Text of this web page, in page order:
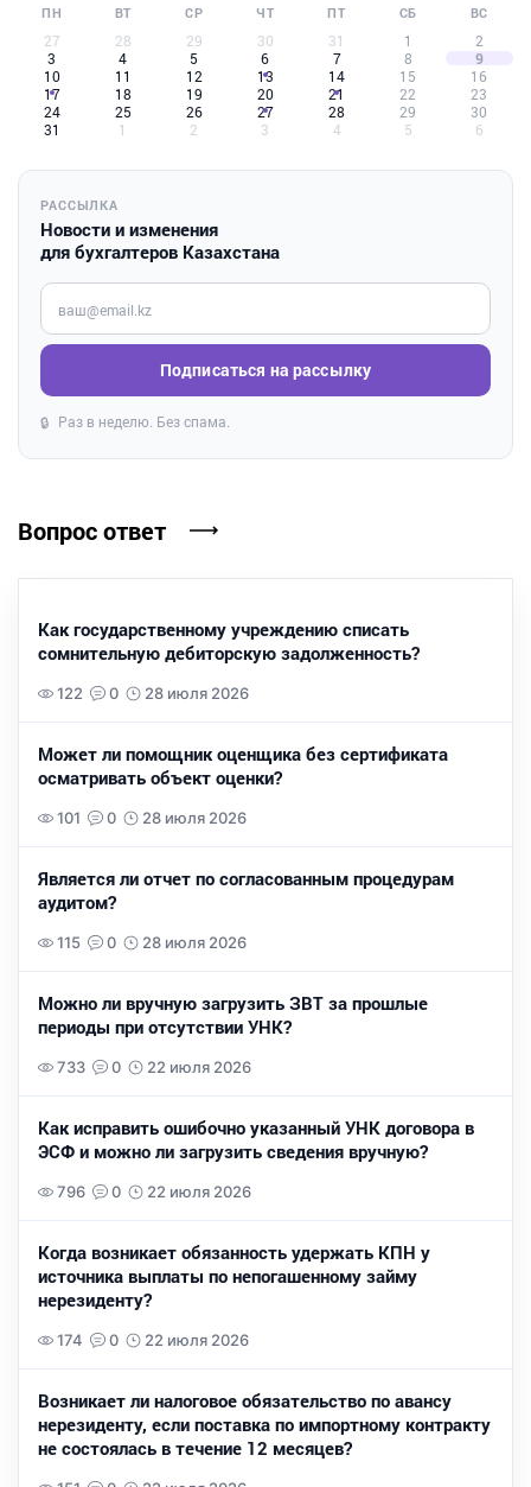
ПН ВТ СР ЧТ ПТ СБ ВС
27 28 29 30 31 1
2
3
4 5 6 7 8
9
10
11 12 13 14 15
16
17
18 19 20 21 22
23
24
25 26 27 28 29
30
31
1 2 3 4 5 6
РАССЫЛКА
Новости и изменения
для бухгалтеров Казахстана
Введите ваш e-mail
Подписаться на рассылку
🔒 Раз в неделю. Без спама.
Вопрос ответ
Как государственному учреждению списать
сомнительную дебиторскую задолженность?
122 0 28 июля 2026
Может ли помощник оценщика без сертификата
осматривать объект оценки?
101 0 28 июля 2026
Является ли отчет по согласованным процедурам
аудитом?
115 0 28 июля 2026
Можно ли вручную загрузить ЗВТ за прошлые
периоды при отсутствии УНК?
733 0 22 июля 2026
Как исправить ошибочно указанный УНК договора в
ЭСФ и можно ли загрузить сведения вручную?
796 0 22 июля 2026
Когда возникает обязанность удержать КПН у
источника выплаты по непогашенному займу
нерезиденту?
174 0 22 июля 2026
Возникает ли налоговое обязательство по авансу
нерезиденту, если поставка по импортному контракту
не состоялась в течение 12 месяцев?